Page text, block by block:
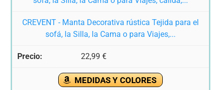
CREVENT - Manta Decorativa rústica Tejida para el
sofá, la Silla, la Cama o para Viajes,...
22,99 €
MEDIDAS Y COLORES